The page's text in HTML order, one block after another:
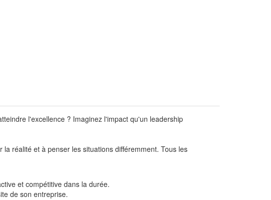
l'excellence ? Imaginez l'impact qu'un leadership
réalité et à penser les situations différemment. Tous les
et compétitive dans la durée.
de son entreprise.